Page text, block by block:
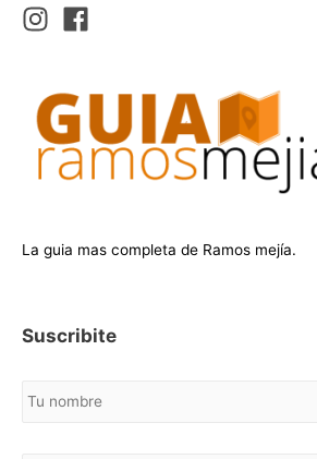
La guia mas completa de Ramos mejía.
Suscribite
o